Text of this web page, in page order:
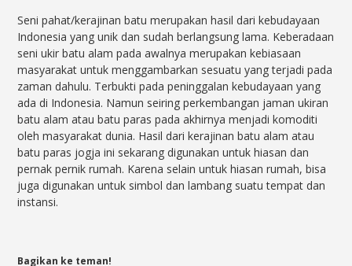
Seni pahat/kerajinan batu merupakan hasil dari kebudayaan
Indonesia yang unik dan sudah berlangsung lama. Keberadaan
seni ukir batu alam pada awalnya merupakan kebiasaan
masyarakat untuk menggambarkan sesuatu yang terjadi pada
zaman dahulu. Terbukti pada peninggalan kebudayaan yang
ada di Indonesia. Namun seiring perkembangan jaman ukiran
batu alam atau batu paras pada akhirnya menjadi komoditi
oleh masyarakat dunia. Hasil dari kerajinan batu alam atau
batu paras jogja ini sekarang digunakan untuk hiasan dan
pernak pernik rumah. Karena selain untuk hiasan rumah, bisa
juga digunakan untuk simbol dan lambang suatu tempat dan
instansi.
Bagikan ke teman!